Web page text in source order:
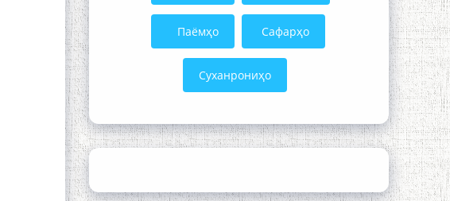
Паёмҳо Сафарҳо
Суханрониҳо
МАОРИФИ КИШВАР АЗ ҶОНИБИ
ОЛИМОНИ АКАДЕМИЯИ МИЛЛИИ